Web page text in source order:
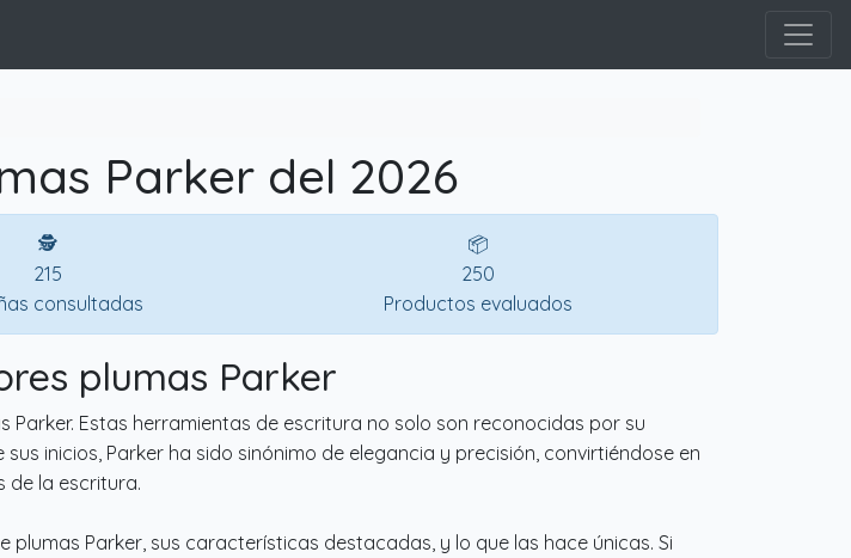
Parker del 2026
🕵
215
consultadas
📦
250
Productos evaluados
plumas Parker
Estas herramientas de escritura no solo son reconocidas por su
inicios, Parker ha sido sinónimo de elegancia y precisión, convirtiéndose en
de la escritura.
Parker, sus características destacadas, y lo que las hace únicas. Si